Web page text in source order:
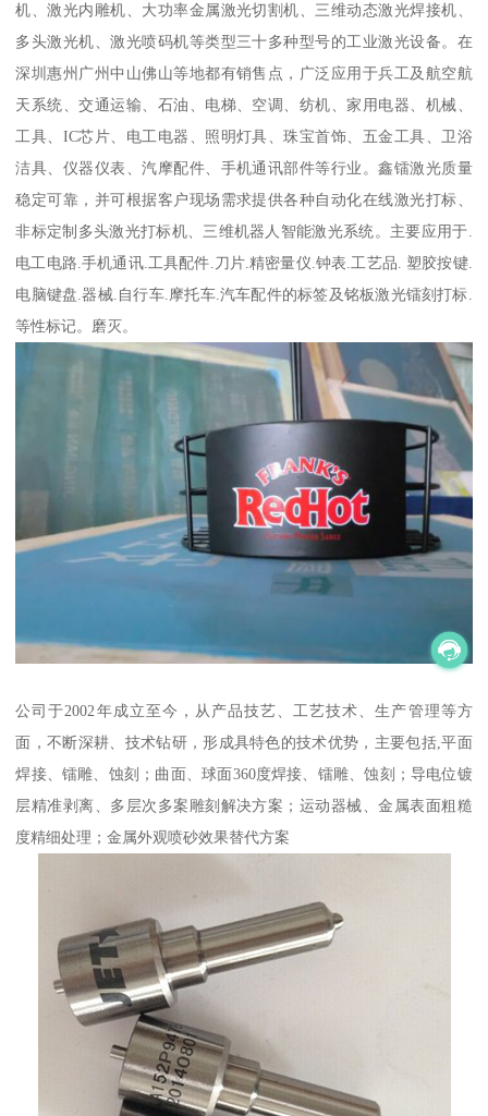
机、激光内雕机、大功率金属激光切割机、三维动态激光焊接机、
多头激光机、激光喷码机等类型三十多种型号的工业激光设备。在
深圳惠州广州中山佛山等地都有销售点，广泛应用于兵工及航空航
天系统、交通运输、石油、电梯、空调、纺机、家用电器、机械、
工具、IC芯片、电工电器、照明灯具、珠宝首饰、五金工具、卫浴
洁具、仪器仪表、汽摩配件、手机通讯部件等行业。鑫镭激光质量
稳定可靠，并可根据客户现场需求提供各种自动化在线激光打标、
非标定制多头激光打标机、三维机器人智能激光系统。主要应用于.
电工电路.手机通讯.工具配件.刀片.精密量仪.钟表.工艺品. 塑胶按键.
电脑键盘.器械.自行车.摩托车.汽车配件的标签及铭板激光镭刻打标.
等性标记。磨灭。
公司于2002年成立至今，从产品技艺、工艺技术、生产管理等方
面，不断深耕、技术钻研，形成具特色的技术优势，主要包括,平面
焊接、镭雕、蚀刻；曲面、球面360度焊接、镭雕、蚀刻；导电位镀
层精准剥离、多层次多案雕刻解决方案；运动器械、金属表面粗糙
度精细处理；金属外观喷砂效果替代方案